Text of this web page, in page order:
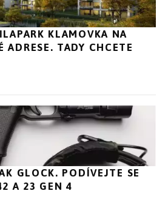
KLAMOVKA NA
ADRESE. TADY CHCETE
GLOCK. PODÍVEJTE SE
A 23 GEN 4